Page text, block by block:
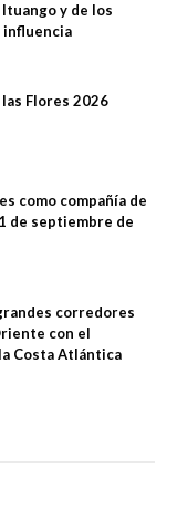
y de los
influencia
Flores 2026
como compañía de
de septiembre de
corredores
con el
Costa Atlántica